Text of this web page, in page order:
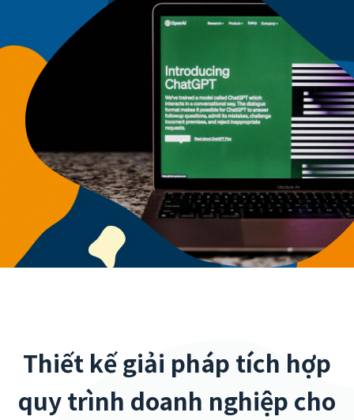
Thiết kế giải pháp tích hợp
quy trình doanh nghiệp cho